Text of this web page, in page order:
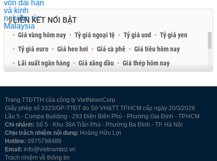
LIÊN KẾT NỔI BẬT
Giá vàng hôm nay Tỷ giá ngoại tệ Tỷ giá usd
Tỷ giá yen
Tỷ giá euro
Giá heo hơi Giá cà phê
Giá tiêu hôm nay
Lãi suất ngân hàng
Giá xăng dầu
Giá thép hôm nay
Trang TTĐTTH của công ty VietNewsCorp
Giấy phép số 3323/GP-TTĐT do Sở VH&TT TP.HCM cấp ngày 20/3/2026
Lầu 5 - Compa Building - 293 Điện Biên Phủ - Phường Gia Định - TP.HCM
Chi nhánh: Số 5 - Khu 38A Trần Phú - Phường Ba Đình - TP. Hà Nội
Chịu trách nhiệm nội dung: Hoàng Hữu Lợi
Hotline: 0975798489
Email: info@vietnambiz.vn
Trách nhiệm về thông tin